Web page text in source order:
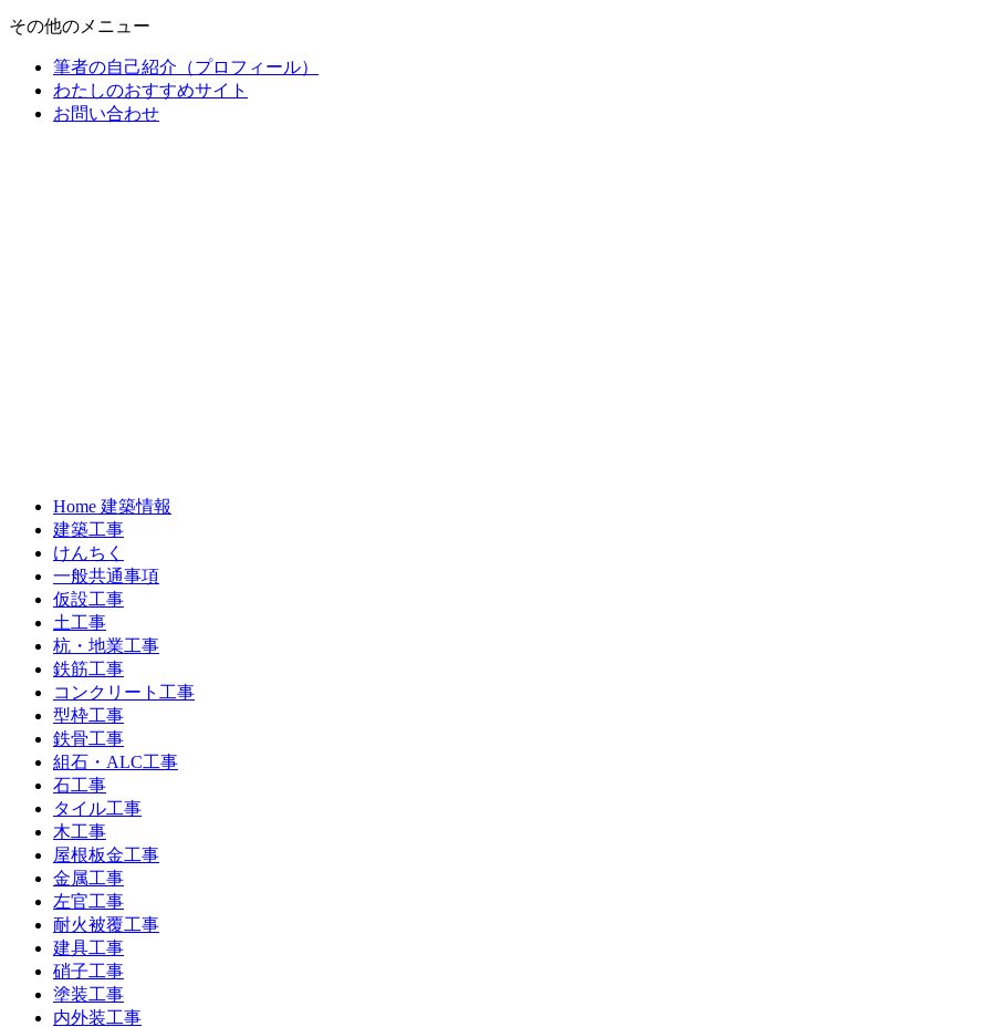
その他のメニュー
筆者の自己紹介（プロフィール）
わたしのおすすめサイト
お問い合わせ
Home 建築情報
建築工事
けんちく
一般共通事項
仮設工事
土工事
杭・地業工事
鉄筋工事
コンクリート工事
型枠工事
鉄骨工事
組石・ALC工事
石工事
タイル工事
木工事
屋根板金工事
金属工事
左官工事
耐火被覆工事
建具工事
硝子工事
塗装工事
内外装工事